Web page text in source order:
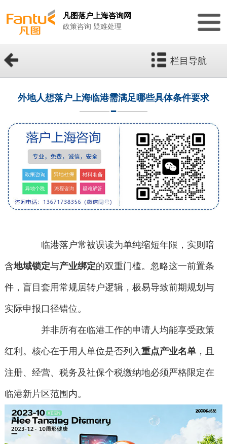
凡图落户上海咨询网
政策咨询 疑难处理
栏目导航
外地人想落户上海临港需满足哪些具体条件要求
临港落户常被误读为单纯缩短年限，实则暗
含地域锁定与产业绑定的双重门槛。忽略这一前置条
件，盲目套用常规居转户逻辑，极易导致前期规划与
实际申报口径错位。
并非所有在临港工作的申请人均能享受政策
红利。核心在于用人单位是否列入重点产业名单，且
注册、经营、税务及社保个税缴纳地必须严格限定在
临港新片区范围内。